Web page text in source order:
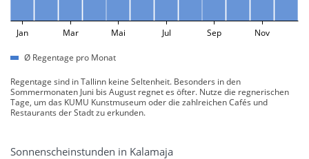
Jan Mar Mai Jul Sep Nov
Ø Regentage pro Monat
Regentage sind in Tallinn keine Seltenheit. Besonders in den
Sommermonaten Juni bis August regnet es öfter. Nutze die regnerischen
Tage, um das KUMU Kunstmuseum oder die zahlreichen Cafés und
Restaurants der Stadt zu erkunden.
Sonnenscheinstunden in Kalamaja